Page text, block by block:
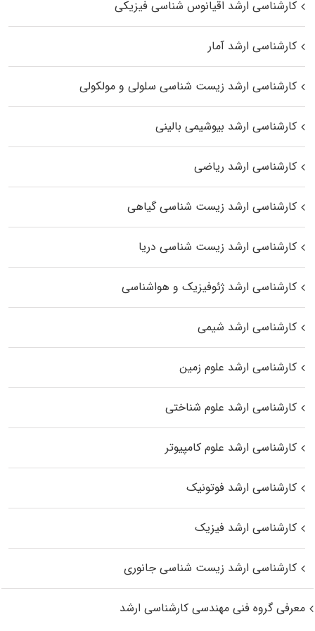
کارشناسی ارشد اقیانوس‌ شناسی فیزیکی
کارشناسی ارشد آمار
کارشناسی ارشد زیست شناسی سلولی و مولکولی
کارشناسی ارشد بیوشیمی بالینی
کارشناسی ارشد ریاضی
کارشناسی ارشد زیست‌ شناسی گیاهی
کارشناسی ارشد زیست‌ شناسی دریا
کارشناسی ارشد ژئوفیزیک و هواشناسی
کارشناسی ارشد شیمی
کارشناسی ارشد علوم زمین
کارشناسی ارشد علوم شناختی
کارشناسی ارشد علوم کامپیوتر
کارشناسی ارشد فوتونیک
کارشناسی ارشد فیزیک
کارشناسی ارشد زیست‌ شناسی جانوری
معرفی گروه فنی مهندسی کارشناسی ارشد